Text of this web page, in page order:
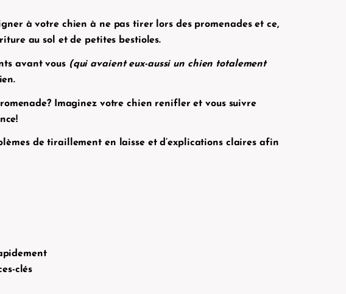
à votre chien à ne pas tirer lors des promenades et ce,
au sol et de petites bestioles.
avant vous (qui avaient eux-aussi un chien totalement
Imaginez votre chien renifler et vous suivre
de tiraillement en laisse et d’explications claires afin
clés